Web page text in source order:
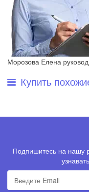
Морозова Елена
Купить
Подпишитесь на нашу